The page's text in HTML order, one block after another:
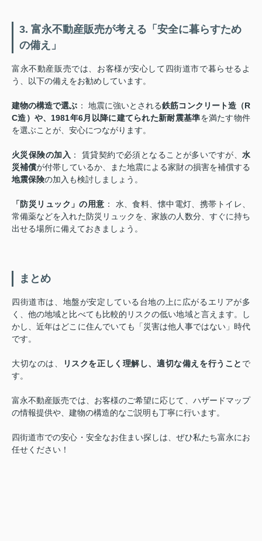
3. 富永不動産販売が考える「安全に暮らすため
の備え」
富永不動産販売では、お客様が安心して四街道市で暮らせるよ
う、以下の備えをお勧めしています。
建物の構造で選ぶ ： 地震に強いとされる鉄筋コンクリート造（R
C造） や、1981年6月以降に建てられた新耐震基準を満たす物件
を選ぶことが、安心につながります。
火災保険の加入 ： 賃貸契約で必須となることが多いですが、 水
災補償が付帯しているか、また地震による家財の損害を補償する
地震保険の加入も検討しましょう。
「防災リュック」の用意 ： 水、食料、懐中電灯、携帯トイレ、
常備薬などを入れた防災リュックを、家族の人数分、すぐに持ち
出せる場所に備えておきましょう。
まとめ
四街道市は、地盤が安定している台地の上に広がるエリアが多
く、他の地域と比べても比較的リスクの低い地域と言えます。し
かし、近年はどこに住んでいても「災害は他人事ではない」時代
です。
大切なのは、 リスクを正しく理解し、適切な備えを行うこと で
す。
富永不動産販売では、お客様のご希望に応じて、ハザードマップ
の情報提供や、建物の構造的なご説明も丁寧に行います。
四街道市での安心・安全なお住まい探しは、ぜひ私たち富永にお
任せください！